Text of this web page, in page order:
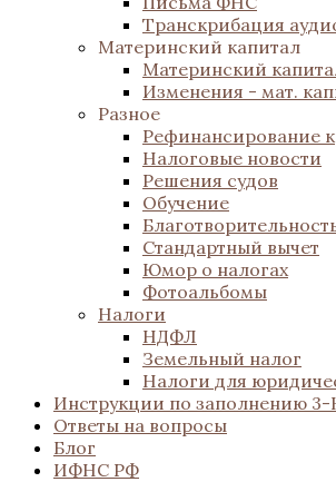
Транскрибация
Материнский капитал
Материнский
Изменения - мат.
Разное
Рефинансирование
Налоговые новости
Решения судов
Обучение
Стандартный вычет
Юмор о налогах
Фотоальбомы
Налоги
НДФЛ
Земельный налог
Налоги для
Инструкции по заполнению
Ответы на вопросы
Блог
ИФНС РФ